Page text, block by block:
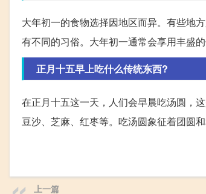
大年初一的食物选择因地区而异。有些地
有不同的习俗。大年初一通常会享用丰盛的
正月十五早上吃什么传统东西?
在正月十五这一天，人们会早晨吃汤圆，
豆沙、芝麻、红枣等。吃汤圆象征着团圆
上一篇